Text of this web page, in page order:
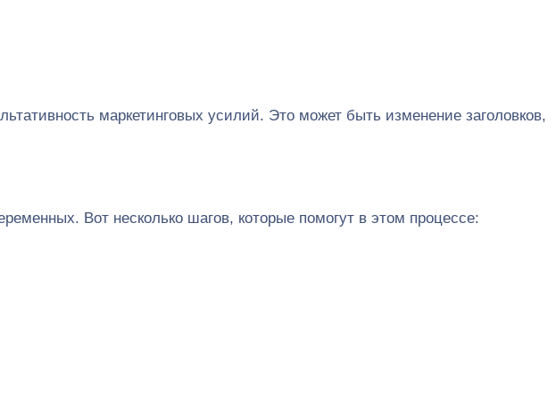
маркетинговых усилий. Это может быть изменение заголовков,
Вот несколько шагов, которые помогут в этом процессе: